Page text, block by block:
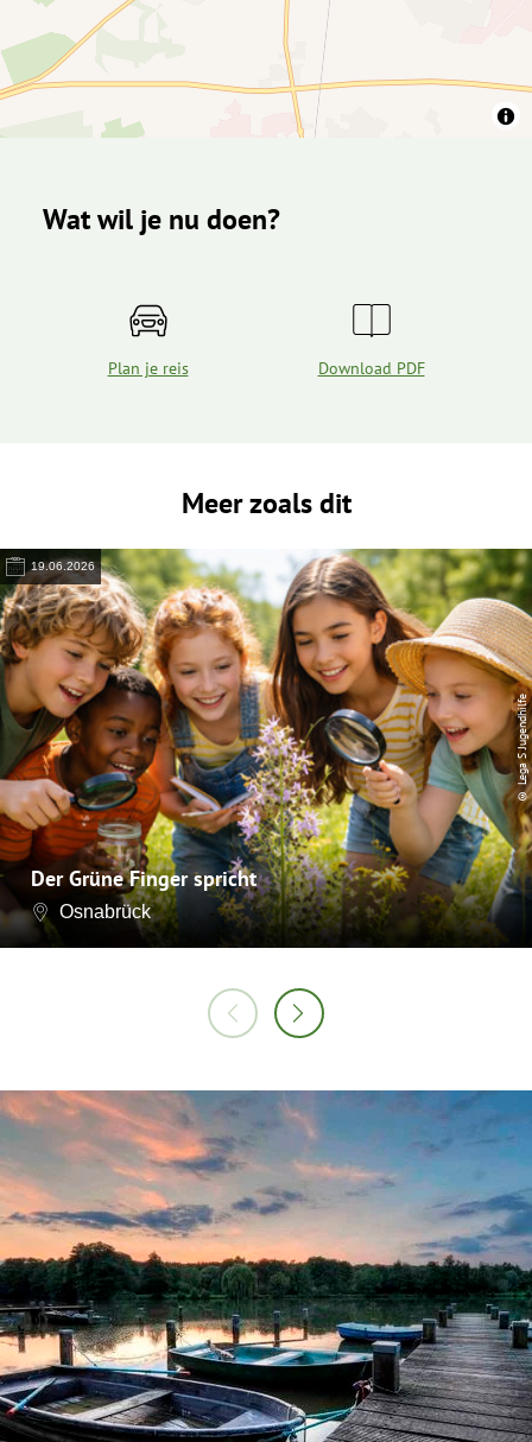
Wat wil je nu doen?
Plan je reis Download PDF
Meer zoals dit
19.06.2026
Der Grüne Finger spricht
Osnabrück
© Lega S Jugendhilfe